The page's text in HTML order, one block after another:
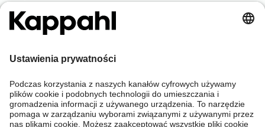
Potrzebujesz pomocy?